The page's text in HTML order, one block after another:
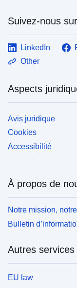
Suivez-nous sur
LinkedIn
Other
Aspects
Avis juridique
Cookies
Accessibilité
À propos de
Notre mission,
Bulletin
Autres services
EU law